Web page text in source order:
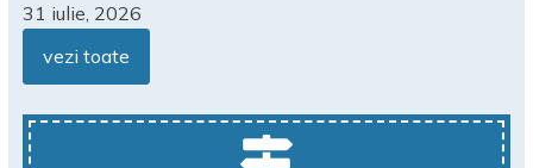
31 iulie, 2026
vezi toate